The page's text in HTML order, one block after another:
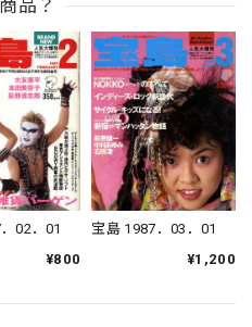
品？
02．01
¥800
宝島 1987．03．01
¥1,200